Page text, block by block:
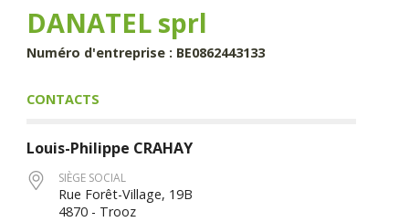
principalDANATEL sprl
Numéro d'entreprise : BE0862443133
CONTACTS
Louis-Philippe CRAHAY
SIÈGE SOCIAL
Rue Forêt-Village, 19B
4870 - Trooz